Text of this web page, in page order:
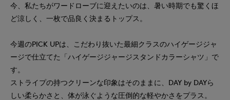
今、私たちがワードローブに迎えたいのは、暑い時期でも驚くほ
ど涼しく、一枚で品良く決まるトップス。
今週のPICK UPは、こだわり抜いた最細クラスのハイゲージジャ
ージで仕立てた「ハイゲージジャージスタンドカラーシャツ」で
す。
ストライプの持つクリーンな印象はそのままに、DAY by DAYら
しい柔らかさと、体が泳ぐような圧倒的な軽やかさをプラス。